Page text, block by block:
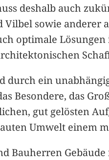
deshalb auch
Vilbel sowie anderer
optimale
durch ein
Besondere, das
gut gelösten
Umwelt einem
Bauherren